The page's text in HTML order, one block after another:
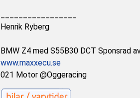
Henrik Ryberg
BMW Z4 med S55B30 DCT Sponsrad
www.maxxecu.se
021 Motor @Oggeracing